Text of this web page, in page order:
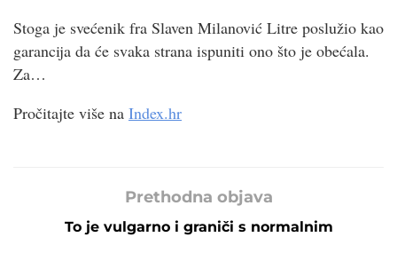
Stoga je svećenik fra Slaven Milanović Litre poslužio kao
garancija da će svaka strana ispuniti ono što je obećala.
Za…
Pročitajte više na Index.hr
Prethodna objava
To je vulgarno i graniči s normalnim